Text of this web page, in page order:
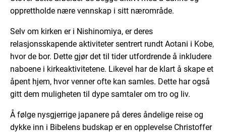
opprettholde nære vennskap i sitt nærområde.
Selv om kirken er i Nishinomiya, er deres
relasjonsskapende aktiviteter sentrert rundt Aotani i Kobe,
hvor de bor. Dette gjør det til tider utfordrende å inkludere
naboene i kirkeaktivitetene. Likevel har de klart å skape et
åpent hjem, hvorvenner ofte kan samles. Dette har også
gitt dem muligheten til dype samtaler om tro og liv.
Å følge nysgjerrige japanere på deres åndelige reise og
dykke inn i Bibelens budskap er en opplevelse Christoffer